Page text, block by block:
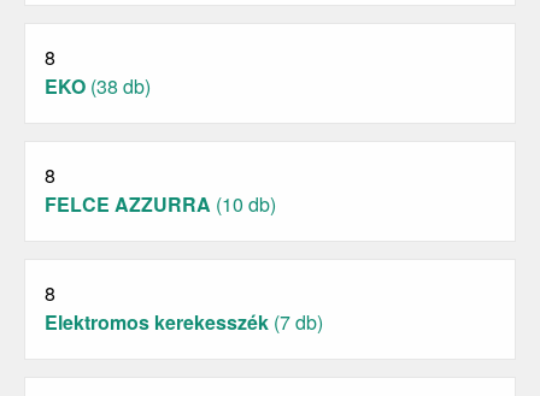
8
EKO (38 db)
8
FELCE AZZURRA (10 db)
8
Elektromos kerekesszék (7 db)